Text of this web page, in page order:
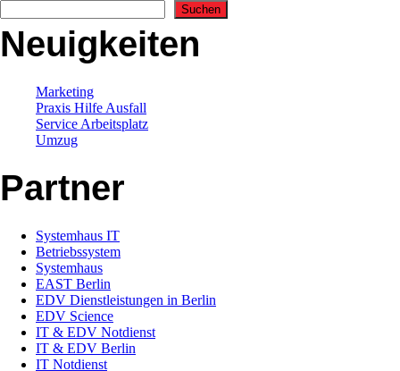
Suchen
Neuigkeiten
Marketing
Praxis Hilfe Ausfall
Service Arbeitsplatz
Umzug
Partner
Systemhaus IT
Betriebssystem
Systemhaus
EAST Berlin
EDV Dienstleistungen in Berlin
EDV Science
IT & EDV Notdienst
IT & EDV Berlin
IT Notdienst